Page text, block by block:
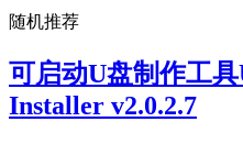
随机推荐
可启动U盘制作工
Installer v2.0.2.7